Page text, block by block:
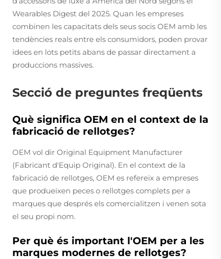
Wearables Digest del 2025. Quan les empreses
combinen les capacitats dels seus socis OEM amb les
tendències reals entre els consumidors, poden provar
idees en lots petits abans de passar directament a
produccions massives.
Secció de preguntes freqüents
Què significa OEM en el context de la
fabricació de rellotges?
OEM vol dir Original Equipment Manufacturer
(Fabricant d'Equip Original). En el context de la
fabricació de rellotges, OEM es refereix a empreses
que produeixen peces o rellotges complets per a
marques que després els comercialitzen i venen sota
el seu propi nom.
Per què és important l'OEM per a les
marques modernes de rellotges?